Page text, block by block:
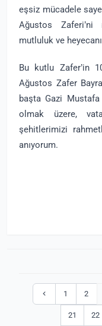
eşsiz mücadele
Ağustos
mutluluk ve
Bu kutlu Zafer’in
Ağustos Zafer
başta Gazi
olmak üzere,
şehitlerimizi
anıyorum.
1 2
21 22